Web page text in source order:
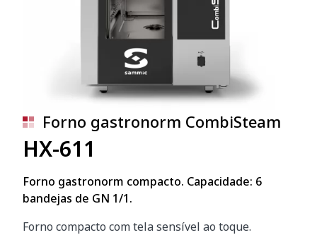
Forno gastronorm CombiSteam
HX-611
Forno gastronorm compacto. Capacidade: 6
bandejas de GN 1/1.
Forno compacto com tela sensível ao toque.